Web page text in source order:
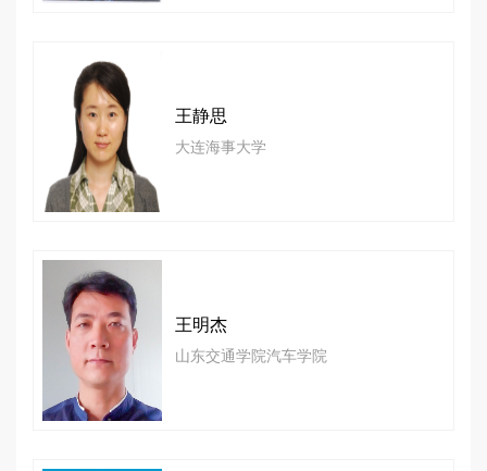
王静思
大连海事大学
王明杰
山东交通学院汽车学院